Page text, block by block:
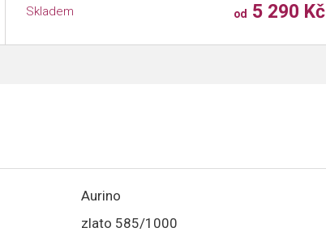
Skladem od 5 290 Kč
Aurino
zlato 585/1000